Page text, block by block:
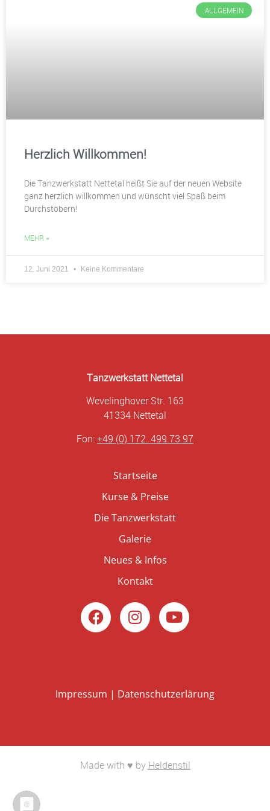
ALLGEMEIN
Herzlich Willkommen!
Die Tanzwerkstatt Nettetal heißt Sie auf der neuen Website
ganz herzlich willkommen und wünscht viel Spaß beim
Durchstöbern!
MEHR »
12. Juni 2021 Keine Kommentare
Tanzwerkstatt Nettetal
Wevelinghover Str. 163
41334 Nettetal
Fon:+49 (0) 172. 499 73 97
Startseite
Kurse & Preise
Die Tanzwerkstatt
Galerie
Neues & Infos
Kontakt
Impressum | Datenschutzerlärung
Made with ♥ by Heldenstil